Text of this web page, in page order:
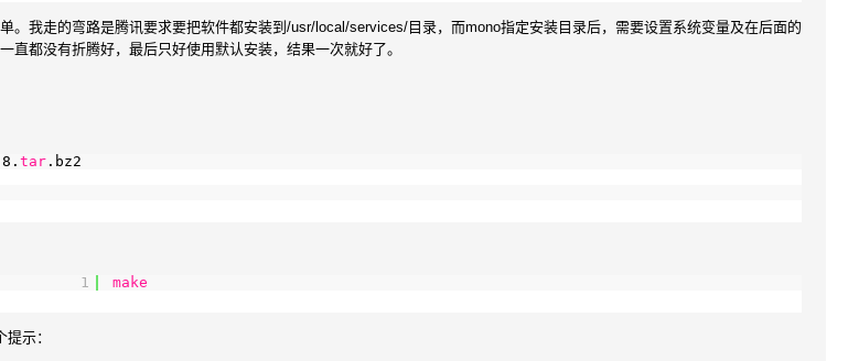
。我走的弯路是腾讯要求要把软件都安装到/usr/local/services/目录，而mono指定安装目录后，需要设置系统变量及在后面的
直都没有折腾好，最后只好使用默认安装，结果一次就好了。
tar .bz2
1 make
示：